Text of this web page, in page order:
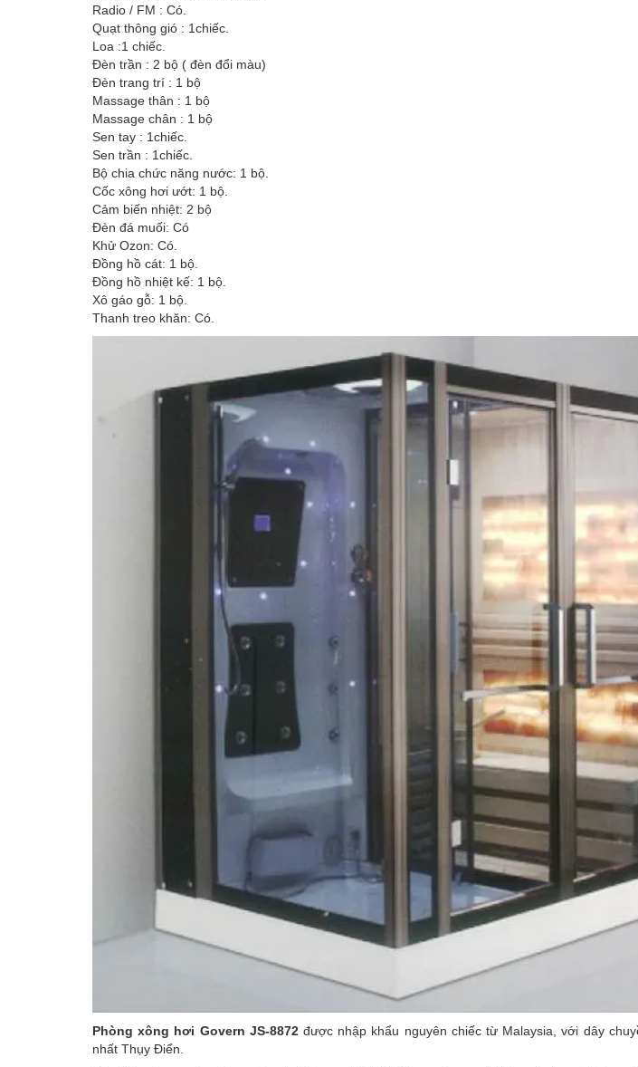
Radio / FM : Có.
Quạt thông gió : 1chiếc.
Loa :1 chiếc.
Đèn trần : 2 bộ ( đèn đổi màu)
Đèn trang trí : 1 bộ
Massage thân : 1 bộ
Massage chân : 1 bộ
Sen tay : 1chiếc.
Sen trần : 1chiếc.
Bộ chia chức năng nước: 1 bộ.
Cốc xông hơi ướt: 1 bộ.
Cảm biến nhiệt: 2 bộ
Đèn đá muối: Có
Khử Ozon: Có.
Đồng hồ cát: 1 bộ.
Đồng hồ nhiệt kế: 1 bộ.
Xô gáo gỗ: 1 bộ.
Thanh treo khăn: Có.
Phòng xông hơi Govern JS-8872được nhập khẩu nguyên chiếc từ Malaysia, với dây
nhất Thụy Điển.